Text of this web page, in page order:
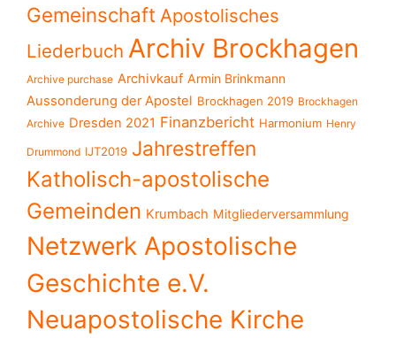
Gemeinschaft Apostolisches
Liederbuch Archiv Brockhagen
Archive purchase Archivkauf Armin Brinkmann
Aussonderung der Apostel Brockhagen 2019 Brockhagen
Archive Dresden 2021 Finanzbericht Harmonium Henry
Drummond IJT2019 Jahrestreffen
Katholisch-apostolische
Gemeinden Krumbach Mitgliederversammlung
Netzwerk Apostolische
Geschichte e.V.
Neuapostolische Kirche